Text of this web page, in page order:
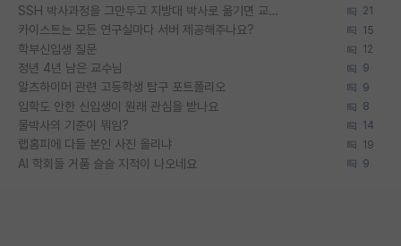
SSH 박사과정을 그만두고 지방대 박사로 옮기면 교수의 꿈은 끝일까요? 21
카이스트는 모든 연구실마다 서버 제공해주나요? 15
학부신입생 질문 12
정년 4년 남은 교수님 9
알츠하이머 관련 고등학생 탐구 포트폴리오 9
입학도 안한 신입생이 원래 관심을 받나요 8
물박사의 기준이 뭐임? 14
랩홈피에 다들 본인 사진 올리냐 19
AI 학회들 거품 슬슬 지적이 나오네요 9